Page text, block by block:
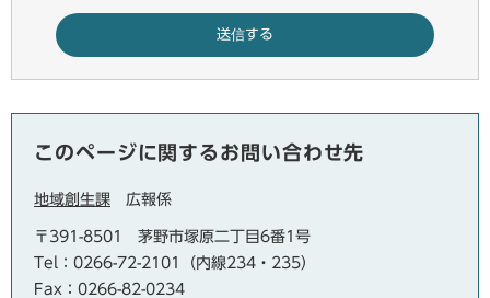
このページに関するお問い合わせ先
地域創生課 広報係
〒391-8501
茅野市塚原二丁目6番1号
Tel：0266-72-2101（内線234・235）
Fax：0266-82-0234